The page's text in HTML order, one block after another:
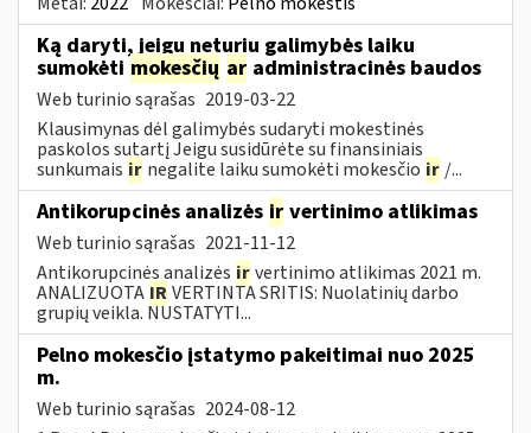
Ką daryti, jeigu neturiu galimybės laiku
sumokėti mokesčių ar administracinės baudos
Web turinio sąrašas 2019-03-22
Klausimynas dėl galimybės sudaryti mokestinės
paskolos sutartį Jeigu susidūrėte su finansiniais
sunkumais ir negalite laiku sumokėti mokesčio ir /...
Antikorupcinės analizės ir vertinimo atlikimas
Web turinio sąrašas 2021-11-12
Antikorupcinės analizės irvertinimo atlikimas 2021 m.
ANALIZUOTA IRVERTINTA SRITIS: Nuolatinių darbo
grupių veikla. NUSTATYTI...
Pelno mokesčio įstatymo pakeitimai nuo 2025
m.
Web turinio sąrašas 2024-08-12